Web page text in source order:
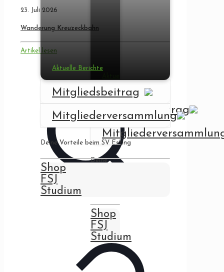
Berichte
Mitgliedsbeitrag
Deine
Shop
FSJ
Studium
Aktuelle Berichte
Mitgliedsbeitrag
Mitgliederversammlung
Deine Vorteile beim SV Esting
Shop
FSJ
Studium
23. Juli 2026
Wanderung Kreuzeckbahn
Artikel lesen